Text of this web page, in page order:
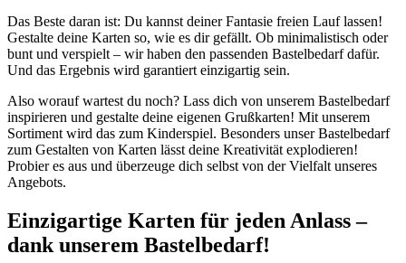
Das Beste daran ist: Du kannst deiner Fantasie freien Lauf lassen!
Gestalte deine Karten so, wie es dir gefällt. Ob minimalistisch oder
bunt und verspielt – wir haben den passenden Bastelbedarf dafür.
Und das Ergebnis wird garantiert einzigartig sein.
Also worauf wartest du noch? Lass dich von unserem Bastelbedarf
inspirieren und gestalte deine eigenen Grußkarten! Mit unserem
Sortiment wird das zum Kinderspiel. Besonders unser Bastelbedarf
zum Gestalten von Karten lässt deine Kreativität explodieren!
Probier es aus und überzeuge dich selbst von der Vielfalt unseres
Angebots.
Einzigartige Karten für jeden Anlass –
dank unserem Bastelbedarf!